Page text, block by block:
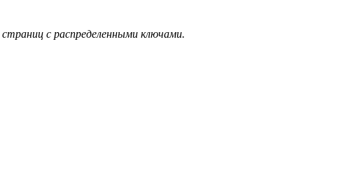
с распределенными ключами.